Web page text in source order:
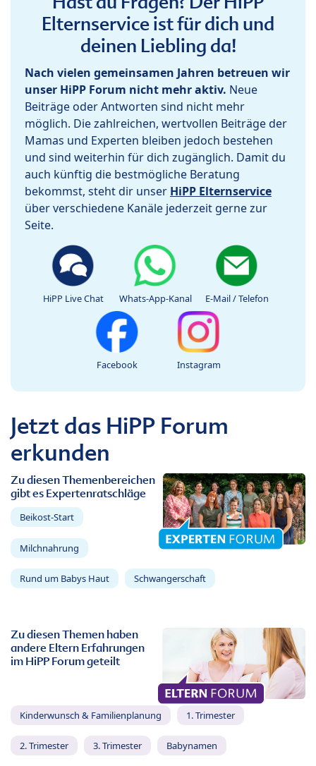
Elternservice ist für dich und
deinen Liebling da!
Nach vielen gemeinsamen Jahren betreuen wir
unser HiPP Forum nicht mehr aktiv. Neue
Beiträge oder Antworten sind nicht mehr
möglich. Die zahlreichen, wertvollen Beiträge der
Mamas und Experten bleiben jedoch bestehen
und sind weiterhin für dich zugänglich. Damit du
auch künftig die bestmögliche Beratung
bekommst, steht dir unser HiPP Elternservice
über verschiedene Kanäle jederzeit gerne zur
Seite.
HiPP Live Chat Whats-App-Kanal E-Mail / Telefon
Facebook Instagram
Jetzt das HiPP Forum
erkunden
Zu diesen Themenbereichen
gibt es Expertenratschläge
Beikost-Start
Milchnahrung
Rund um Babys Haut Schwangerschaft
Zu diesen Themen haben
andere Eltern Erfahrungen
im HiPP Forum geteilt
Kinderwunsch & Familienplanung 1. Trimester
2. Trimester 3. Trimester Babynamen